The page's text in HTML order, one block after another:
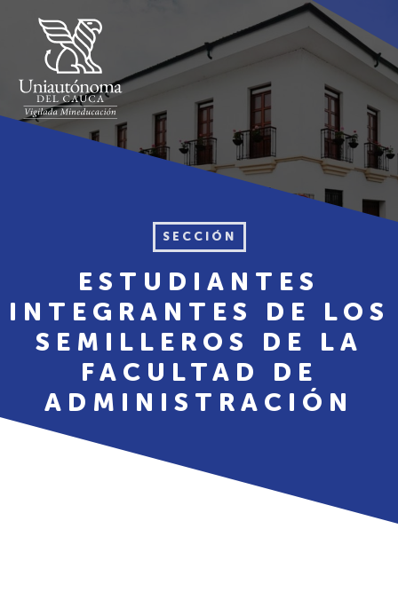
SECCIÓN
ESTUDIANTES
INTEGRANTES DE LOS
SEMILLEROS DE LA
FACULTAD DE
ADMINISTRACIÓN